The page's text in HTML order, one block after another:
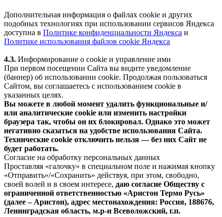
Дополнительная информация о файлах cookie и других
подобных технологиях при использовании сервисов Яндекса
доступна в Политике конфиденциальности Яндекса и
Политике использования файлов cookie Яндекса
4.3. Информирование о cookie и управление ими
При первом посещении Сайта вы видите уведомление
(баннер) об использовании cookie. Продолжая пользоваться
Сайтом, вы соглашаетесь с использованием cookie в
указанных целях.
Вы можете в любой момент удалить функциональные и/
или аналитические cookie или изменить настройки
браузера так, чтобы он их блокировал. Однако это может
негативно сказаться на удобстве использования Сайта.
Технические cookie отключить нельзя — без них Сайт не
будет работать.
Согласие на обработку персональных данных
Проставляя «галочку» в специальном поле и нажимая кнопку
«Отправить»/«Сохранить» действуя, при этом, свободно,
своей волей и в своем интересе, даю согласие Обществу с
ограниченной ответственностью «Аристон Термо Русь»
(далее – Аристон), адрес местонахождения: Россия, 188676,
Ленинградская область, м.р-н Всеволожский, г.п.